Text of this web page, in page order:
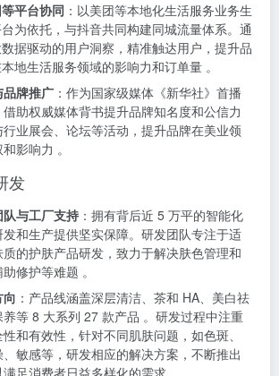
平台协同 ：以美团等本地化生活服务业务生
为依托，与抖音共同构建同城流量体系。通
据驱动的用户洞察，精准触达用户，提升品
地生活服务领域的影响力和订单量 。
牌推广 ：作为国家级媒体《新华社》首播
助权威媒体背书提升品牌知名度和公信力
行业展会、论坛等活动，提升品牌在美业领
影响力 。
发
与工厂支持 ：拥有背后近 5 万平的智能化
和生产提供坚实保障。研发团队专注于适
的护肤产品研发，致力于解决肤色管理和
修护等难题 。
：产品线涵盖深层清洁、茶和 HA、美白祛
等 8 大系列 27 款产品 。研发过程中注重
和有效性，针对不同肌肤问题，如色斑、
敏感等，研发相应的解决方案，不断推出